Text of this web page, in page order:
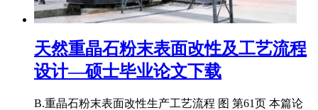
天然重晶石粉末表面改性及工艺流程
设计—硕士毕业论文下载
B.重晶石粉末表面改性生产工艺流程 图 第61页 本篇论